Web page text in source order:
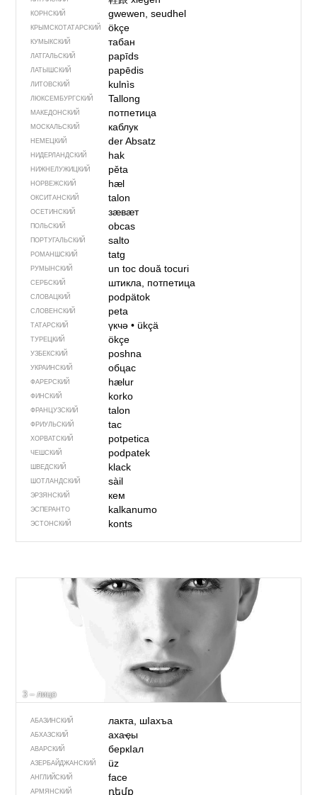
КОРНСКИЙ gwewen, seudhel
КРЫМСКО­ТАТАРСКИЙ ökçe
КУМЫКСКИЙ табан
ЛАТГАЛЬСКИЙ papīds
ЛАТЫШСКИЙ papēdis
ЛИТОВСКИЙ kulnìs
ЛЮКСЕМБУРГСКИЙ Tallong
МАКЕДОНСКИЙ потпетица
МОСКАЛЬСКИЙ каблук
НЕМЕЦКИЙ der Absatz
НИДЕРЛАНДСКИЙ hak
НИЖНЕЛУЖИЦКИЙ pěta
НОРВЕЖСКИЙ hæl
ОКСИТАНСКИЙ talon
ОСЕТИНСКИЙ зӕвӕт
ПОЛЬСКИЙ obcas
ПОРТУГАЛЬСКИЙ salto
РОМАНШСКИЙ tatg
РУМЫНСКИЙ un tocdouă tocuri
СЕРБСКИЙ штикла, потпетица
СЛОВАЦКИЙ podpätok
СЛОВЕНСКИЙ peta
ТАТАРСКИЙ үкчә• ükçä
ТУРЕЦКИЙ ökçe
УЗБЕКСКИЙ pоshnа
УКРАИНСКИЙ обцас
ФАРЕРСКИЙ hælur
ФИНСКИЙ korko
ФРАНЦУЗСКИЙ talon
ФРИУЛЬСКИЙ tac
ХОРВАТСКИЙ potpetica
ЧЕШСКИЙ podpatek
ШВЕДСКИЙ klack
ШОТЛАНДСКИЙ sàil
ЭРЗЯНСКИЙ кем
ЭСПЕРАНТО kalkanumo
ЭСТОНСКИЙ konts
3 – лицо
АБАЗИНСКИЙ лакта, шIахъа
АБХАЗСКИЙ ахаҿы
АВАРСКИЙ беркIал
АЗЕРБАЙДЖАН­СКИЙ üz
АНГЛИЙСКИЙ face
АРМЯНСКИЙ դեմք